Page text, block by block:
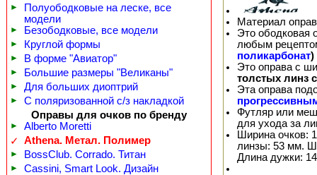
►
Полуободковые на леске, все
модели
► Безободковые, все модели
► Круглой формы
► В форме "Авиатор"
► Большие размеры "Великаны"
► Для больших диоптрий
►
С поляризованной с/з накладкой
Оправы для очков по бренду
►
Alberto Moretti
✓
Athena. Метал. Полимер
► BossClub. Corrado. Титан
► Cassini, Smart Look. Дизайн
Материал
Это ободковая
любым
поликарбонат)
Это оправа с
толстых линз
Эта оправа
Футляр или
для ухода за
Ширина очков:
линзы: 53 мм.
Длина дужки: